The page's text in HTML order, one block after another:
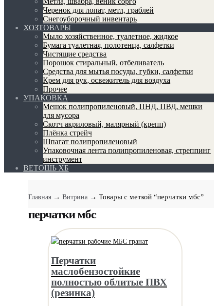
Черенок для лопат, метл, граблей
Снегоуборочный инвентарь
ХОЗТОВАРЫ
Мыло хозяйственное, туалетное, жидкое
Бумага туалетная, полотенца, салфетки
Чистящие средства
Порошок стиральный, отбеливатель
Средства для мытья посуды, губки, салфетки
Крем для рук, освежитель для воздуха
Прочее
УПАКОВКА
Мешок полипропиленовый, ПНД, ПВД, мешки
для мусора
Скотч акриловый, малярный (крепп)
Плёнка стрейч
Шпагат полипропиленовый
Упаковочная лента полипропиленовая, стреппинг
инструмент
ВЕТОШЬ ХБ
Главная → Витрина → Товары с меткой “перчатки мбс”
перчатки мбс
Перчатки
маслобензостойкие
полностью облитые ПВХ
(резинка)